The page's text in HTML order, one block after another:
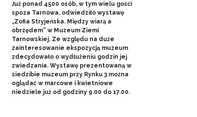
Już ponad 4500 osób, w tym wielu gości
spoza Tarnowa, odwiedziło wystawę
„Zofia Stryjeńska. Między wiarą a
obrzędem” w Muzeum Ziemi
Tarnowskiej. Ze względu na duże
zainteresowanie ekspozycją muzeum
zdecydowało o wydłużeniu godzin jej
zwiedzania. Wystawę prezentowaną w
siedzibie muzeum przy Rynku 3 można
oglądać w marcowe i kwietniowe
niedziele już od godziny 9.00 do 17.00.